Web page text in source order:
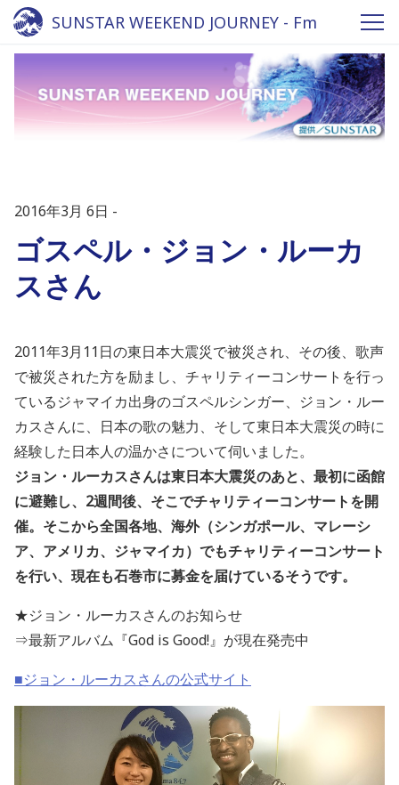
SUNSTAR WEEKEND JOURNEY - Fm
yokohama 84.7
2016年3月 6日
ゴスペル・ジョン・ルーカ
スさん
2011年3月11日の東日本大震災で被災され、その後、歌声
で被災された方を励まし、チャリティーコンサートを行っ
ているジャマイカ出身のゴスペルシンガー、ジョン・ルー
カスさんに、日本の歌の魅力、そして東日本大震災の時に
経験した日本人の温かさについて伺いました。
ジョン・ルーカスさんは東日本大震災のあと、最初に函館
に避難し、2週間後、そこでチャリティーコンサートを開
催。そこから全国各地、海外（シンガポール、マレーシ
ア、アメリカ、ジャマイカ）でもチャリティーコンサート
を行い、現在も石巻市に募金を届けているそうです。
★ジョン・ルーカスさんのお知らせ
⇒最新アルバム『God is Good!』が現在発売中
■ジョン・ルーカスさんの公式サイト